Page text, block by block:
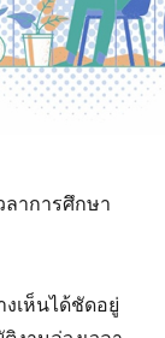
ลาการศึกษา
เห็นได้ชัดอยู่